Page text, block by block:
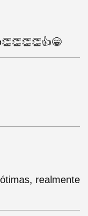
realmente